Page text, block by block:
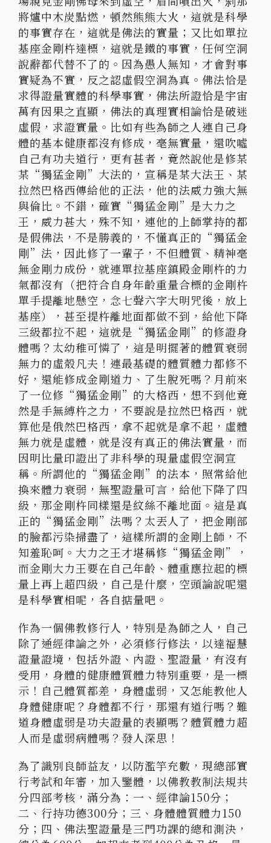
將爐中木炭點燃，頓然熊熊大火，這就是科學
的事實存在，這就是佛法的實量；又比如單拉
基座金剛杵達標，這就是鐵的事實，任何空洞
說辭都代替不了的。因為愚人無知，才會對事
實疑為不實，反之認虛假空洞為真。佛法恰是
求得證量實體的科學事實，佛法所證恰是宇宙
萬有因果之直顯，佛法的真理實相論恰是破迷
虛假，求證實量。比如有些為師之人連自己身
體的基本健康都沒有修成，毫無實量，還吹噓
自己有功夫道行，更有甚者，竟然說他是修某
某“獨猛金剛”大法的，宣稱是某大法王、某
拉然巴格西傳給他的正法，他的法威力強大無
與倫比。不錯，確實“獨猛金剛”是大力之
王，威力甚大，殊不知，連他的上師掌持的都
是假佛法，不是勝義的，不懂真正的“獨猛金
剛”法，因此修了一輩子，不但體質、精神毫
無金剛力成份，就連單拉基座鎮殿金剛杵的力
氣都沒有（把符合自身年齡重量合標的金剛杵
單手提離地懸空，念七聲六字大明咒後，放上
基座），甚至提杵離地面都做不到，給他下降
三級都拉不起，這就是“獨猛金剛”的修證身
體嗎？太幼稚可憐了，這是明擺著的體質衰弱
無力的虛殼凡夫！連最基礎的體質體力都修不
好，還能修成金剛道力、了生脫死嗎？月前來
了一位修“獨猛金剛”的大格西，想不到他竟
然是手無縛杵之力，不要說是拉然巴格西，就
算他是俄然巴格西，拿不起就是拿不起，虛體
無力就是虛體，就是沒有真正的佛法實量，而
因明比量印證出了非科學的現量虛假空洞宣
稱。所謂他的“獨猛金剛”的法本，照常給他
換來體力衰弱，無聖證量可言，給他下降了四
級，那金剛杵同樣還是紋絲不離地面。這是真
正的“獨猛金剛”法嗎？太丟人了，把金剛部
的臉都污染掃盡了，這樣所謂的金剛上師，不
知羞恥呵。大力之王才堪稱修“獨猛金剛”，
而金剛大力王要在自己年齡、體重應拉起的標
量上再上超四級，自己是什麼，空頭論說呢還
是科學實相呢，各自掂量吧。
作為一個佛教修行人，特別是為師之人，自己
除了通經律論之外，必須修行修法，以達福慧
證量證境，包括外證、內證、聖證量，有沒有
受用，身體的健康體質體力特別重要，是一標
示！自己體質都差，身體虛弱，又怎能教他人
身體健康呢？身體都不行，那還有道行嗎？難
道身體虛弱是功夫證量的表顯嗎？體質體力超
人而是虛弱病體嗎？發人深思！
為了識別良師益友，以防濫竽充數，現總部實
行考試和年審，加入鑒體，以佛教教制法規共
分四部考核，滿分為：一、經律論150分；
二、行持功德300分；三、身體體質體力150
分；四、佛法聖證量是三門功課的總和測決，